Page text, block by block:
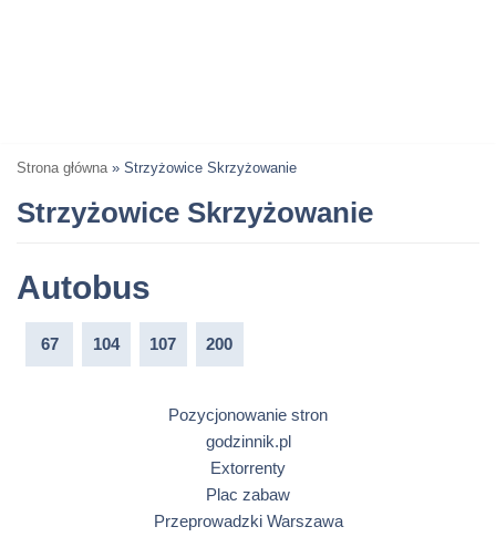
Strona główna » Strzyżowice Skrzyżowanie
Strzyżowice Skrzyżowanie
Autobus
67 104 107 200
Pozycjonowanie stron
godzinnik.pl
Extorrenty
Plac zabaw
Przeprowadzki Warszawa